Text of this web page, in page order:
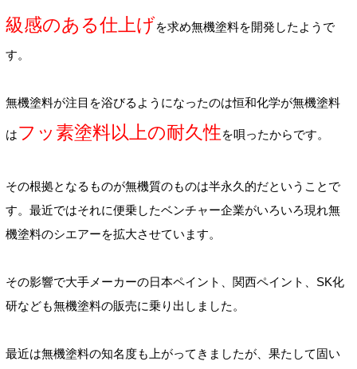
級感のある仕上げを求め無機塗料を開発したようで
す。
無機塗料が注目を浴びるようになったのは恒和化学が無機塗料
はフッ素塗料以上の耐久性を唄ったからです。
その根拠となるものが無機質のものは半永久的だということで
す。最近ではそれに便乗したベンチャー企業がいろいろ現れ無
機塗料のシエアーを拡大させています。
その影響で大手メーカーの日本ペイント、関西ペイント、SK化
研なども無機塗料の販売に乗り出しました。
最近は無機塗料の知名度も上がってきましたが、果たして固い